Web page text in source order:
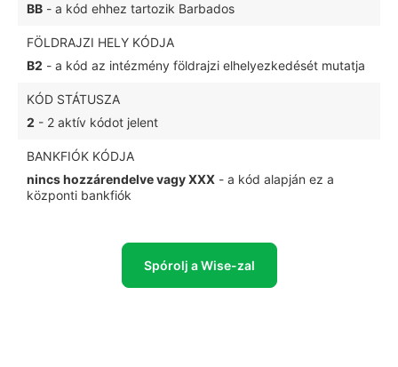
BB - a kód ehhez tartozik Barbados
FÖLDRAJZI HELY KÓDJA
B2 - a kód az intézmény földrajzi elhelyezkedését mutatja
KÓD STÁTUSZA
2 - 2 aktív kódot jelent
BANKFIÓK KÓDJA
nincs hozzárendelve vagy XXX - a kód alapján ez a
központi bankfiók
Spórolj a Wise-zal